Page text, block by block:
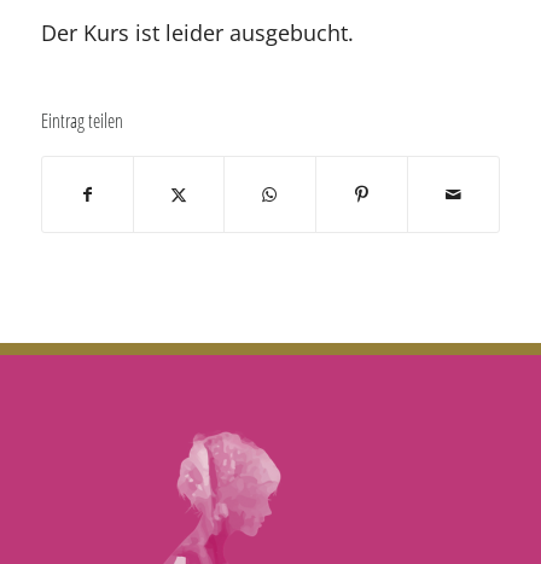
Der Kurs ist leider ausgebucht.
Eintrag teilen